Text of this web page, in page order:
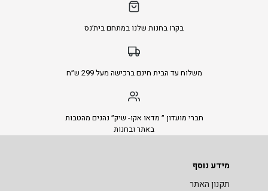
בקרו בחנות שלנו במתחם בית׳נס
משלוח עד הבית חינם ברכישה מעל 299 ש״ח
חברי מועדון ״ מדאו אקו- שיק״ נהנים מהטבות
באתר ובחנות
מידע נוסף
תקנון האתר